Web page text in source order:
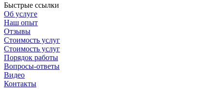
Быстрые ссылки
Об услуге
Наш опыт
Отзывы
Стоимость услуг
Стоимость услуг
Порядок работы
Вопросы-ответы
Видео
Контакты